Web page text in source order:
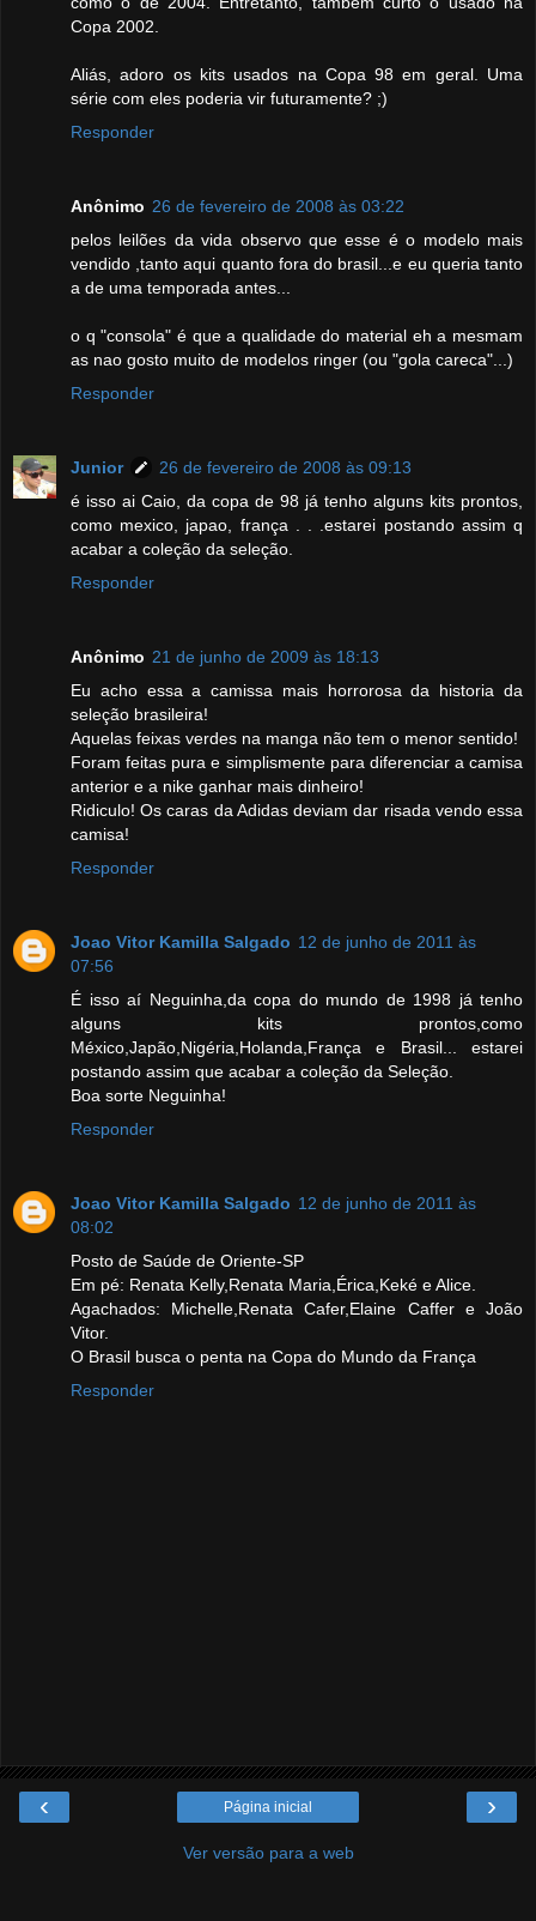
Copa 2002.
Aliás, adoro os kits usados na Copa 98 em geral. Uma
série com eles poderia vir futuramente? ;)
Responder
Anônimo 26 de fevereiro de 2008 às 03:22
pelos leilões da vida observo que esse é o modelo mais
vendido ,tanto aqui quanto fora do brasil...e eu queria tanto
a de uma temporada antes...
o q "consola" é que a qualidade do material eh a mesmam
as nao gosto muito de modelos ringer (ou "gola careca"...)
Responder
Junior
26 de fevereiro de 2008 às 09:13
é isso ai Caio, da copa de 98 já tenho alguns kits prontos,
como mexico, japao, frança . . .estarei postando assim q
acabar a coleção da seleção.
Responder
Anônimo 21 de junho de 2009 às 18:13
Eu acho essa a camissa mais horrorosa da historia da
seleção brasileira!
Aquelas feixas verdes na manga não tem o menor sentido!
Foram feitas pura e simplismente para diferenciar a camisa
anterior e a nike ganhar mais dinheiro!
Ridiculo! Os caras da Adidas deviam dar risada vendo essa
camisa!
Responder
Joao Vitor Kamilla Salgado 12 de junho de 2011 às
07:56
É isso aí Neguinha,da copa do mundo de 1998 já tenho
alguns kits prontos,como
México,Japão,Nigéria,Holanda,França e Brasil... estarei
postando assim que acabar a coleção da Seleção.
Boa sorte Neguinha!
Responder
Joao Vitor Kamilla Salgado 12 de junho de 2011 às
08:02
Posto de Saúde de Oriente-SP
Em pé: Renata Kelly,Renata Maria,Érica,Keké e Alice.
Agachados: Michelle,Renata Cafer,Elaine Caffer e João
Vitor.
O Brasil busca o penta na Copa do Mundo da França
Responder
‹ ›
Página inicial
Ver versão para a web